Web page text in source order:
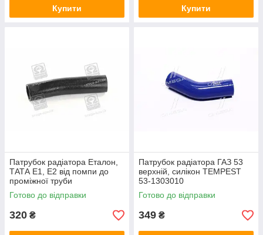
Купити Купити
Патрубок радіатора Еталон,
ТАТА Е1, Е2 від помпи до
проміжної труби
DK252550105830
Готово до відправки
320 ₴
Патрубок радіатора ГАЗ 53
верхній, силікон TEMPEST
53-1303010
Готово до відправки
349 ₴